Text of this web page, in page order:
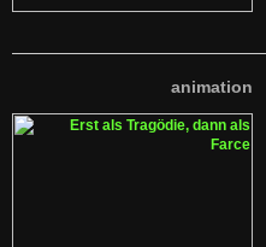
animation